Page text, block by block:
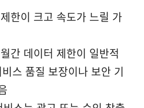
한이 크고 속도가 느릴 가
간 데이터 제한이 일반적
스 품질 보장이나 보안 기